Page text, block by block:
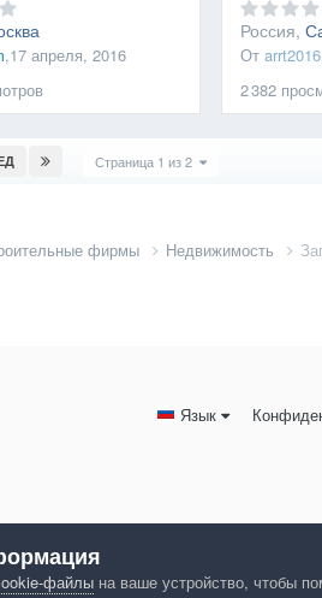
,17 апреля, 2016
Россия,
От arrt2016
2 382
Страница 1 из 2
фирмы Недвижимость
Язык
файлы на ваше устройство, чтобы